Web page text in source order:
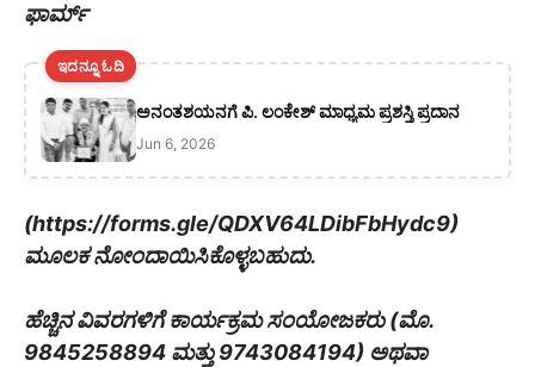
ಫಾರ್ಮ್
ಇದನ್ನೂ ಓದಿ
ಅನಂತಶಯನಗೆ ಪಿ. ಲಂಕೇಶ್ ಮಾಧ್ಯಮ ಪ್ರಶಸ್ತಿ ಪ್ರದಾನ
Jun 6, 2026
(https://forms.gle/QDXV64LDibFbHydc9)
ಮೂಲಕ ನೋಂದಾಯಿಸಿಕೊಳ್ಳಬಹುದು.
ಹೆಚ್ಚಿನ ವಿವರಗಳಿಗೆ ಕಾರ್ಯಕ್ರಮ ಸಂಯೋಜಕರು (ಮೊ.
9845258894 ಮತ್ತು 9743084194) ಅಥವಾ